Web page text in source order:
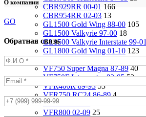
CBR929RR 00-01 166
CBR954RR 02-03 13
GL1500 Gold Wing 88-00 105
GL1500 Valkyrie 97-00 18
GL1500 Valkyrie Interstate 99-01
GL1800 Gold Wing 01-10 123
VF750 Super Magna 87-89 40
VF750F Interceptor 82-85 52
VFR400R 89-93 53
VFR750 RC24 86-89 4
VFR750 94-97
VFR800 02-09 25
О компании
GO
Обратная связь